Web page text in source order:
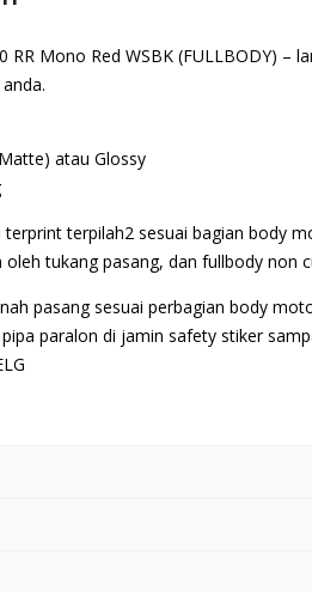
RR Mono Red WSBK (FULLBODY)
atau Glossy
terprint terpilah2 sesuai bagian body
tukang pasang, dan fullbody non
pasang sesuai perbagian body
paralon di jamin safety stiker